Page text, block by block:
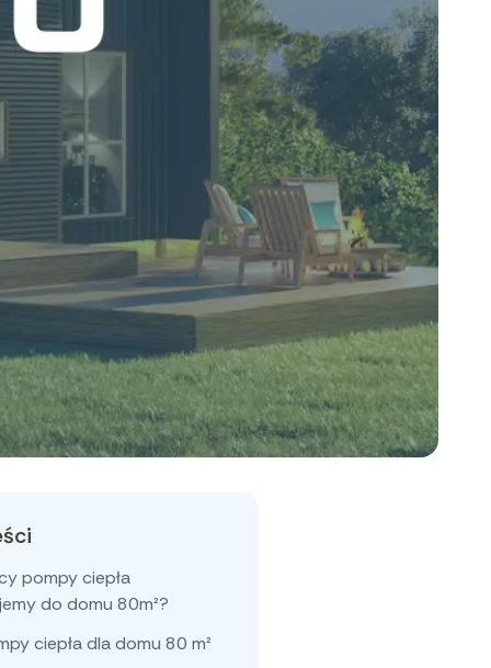
pompy ciepła
do domu 80m²?
ciepła dla domu 80 m²